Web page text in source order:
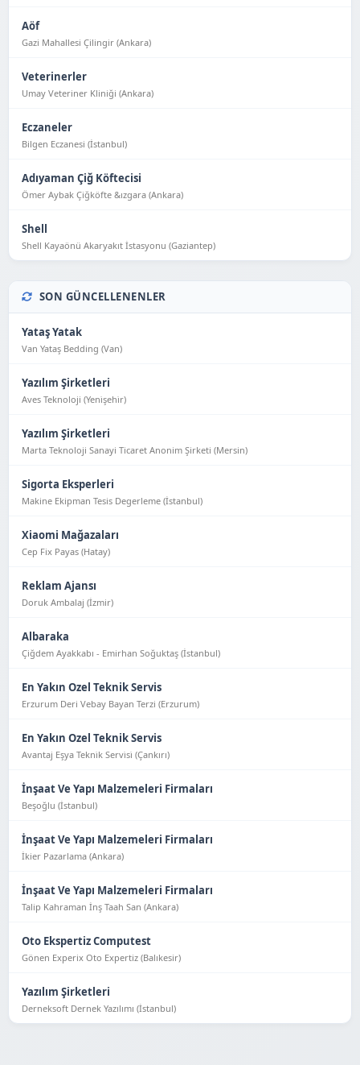
Aöf
Gazi Mahallesi Çilingir (Ankara)
Veterinerler
Umay Veteriner Kliniği (Ankara)
Eczaneler
Bilgen Eczanesi (İstanbul)
Adıyaman Çiğ Köftecisi
Ömer Aybak Çiğköfte &ızgara (Ankara)
Shell
Shell Kayaönü Akaryakıt İstasyonu (Gaziantep)
SON GÜNCELLENENLER
Yataş Yatak
Van Yataş Bedding (Van)
Yazılım Şirketleri
Aves Teknoloji (Yeni̇şehi̇r)
Yazılım Şirketleri
Marta Teknoloji Sanayi Ticaret Anonim Şirketi (Mersin)
Sigorta Eksperleri
Makine Ekipman Tesis Degerleme (İstanbul)
Xiaomi Mağazaları
Cep Fix Payas (Hatay)
Reklam Ajansı
Doruk Ambalaj (İzmir)
Albaraka
Çiğdem Ayakkabı - Emirhan Soğuktaş (İstanbul)
En Yakın Ozel Teknik Servis
Erzurum Deri Vebay Bayan Terzi (Erzurum)
En Yakın Ozel Teknik Servis
Avantaj Eşya Tekni̇k Servi̇si̇ (Çankırı)
İnşaat Ve Yapı Malzemeleri Firmaları
Beşoğlu (İstanbul)
İnşaat Ve Yapı Malzemeleri Firmaları
İkier Pazarlama (Ankara)
İnşaat Ve Yapı Malzemeleri Firmaları
Talip Kahraman İnş Taah San (Ankara)
Oto Ekspertiz Computest
Gönen Experix Oto Expertiz (Balıkesir)
Yazılım Şirketleri
Derneksoft Dernek Yazılımı (İstanbul)